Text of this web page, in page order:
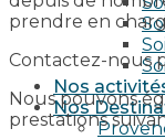
Nos
Nos
prendre en
Contactez-nous
Nous pouvons
prestations